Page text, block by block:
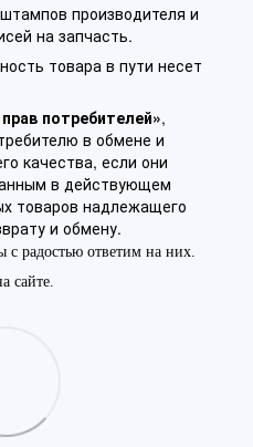
производителя и
на запчасть.
товара в пути несет
потребителей»,
в обмене и
качества, если они
в действующем
товаров надлежащего
и обмену.
радостью ответим на них.
сайте.